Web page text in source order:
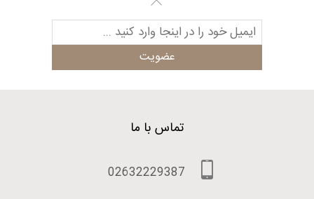
تماس با ما
02632229387